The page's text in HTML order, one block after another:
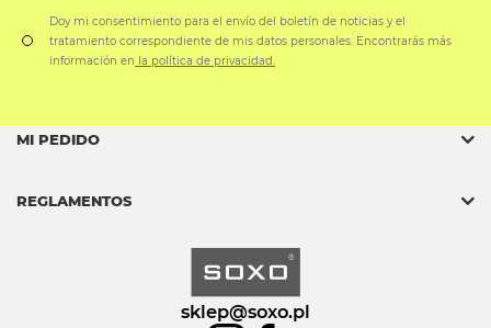
Doy mi consentimiento para el envío del boletín de noticias y el
tratamiento correspondiente de mis datos personales. Encontrarás más
información en la política de privacidad.
sklep@soxo.pl
MI PEDIDO
REGLAMENTOS